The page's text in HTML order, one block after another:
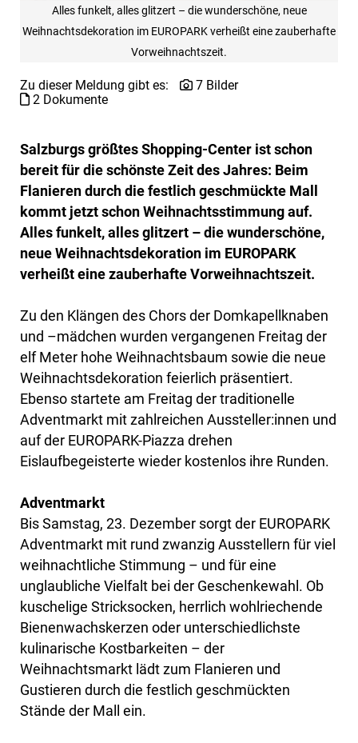
Alles funkelt, alles glitzert – die wunderschöne, neue
Weihnachtsdekoration im EUROPARK verheißt eine zauberhafte
Vorweihnachtszeit.
Zu dieser Meldung gibt es:
7 Bilder
2 Dokumente
Salzburgs größtes Shopping-Center ist schon
bereit für die schönste Zeit des Jahres: Beim
Flanieren durch die festlich geschmückte Mall
kommt jetzt schon Weihnachtsstimmung auf.
Alles funkelt, alles glitzert – die wunderschöne,
neue Weihnachtsdekoration im EUROPARK
verheißt eine zauberhafte Vorweihnachtszeit.
Zu den Klängen des Chors der Domkapellknaben
und –mädchen wurden vergangenen Freitag der
elf Meter hohe Weihnachtsbaum sowie die neue
Weihnachtsdekoration feierlich präsentiert.
Ebenso startete am Freitag der traditionelle
Adventmarkt mit zahlreichen Aussteller:innen und
auf der EUROPARK-Piazza drehen
Eislaufbegeisterte wieder kostenlos ihre Runden.
Adventmarkt
Bis Samstag, 23. Dezember sorgt der EUROPARK
Adventmarkt mit rund zwanzig Ausstellern für viel
weihnachtliche Stimmung – und für eine
unglaubliche Vielfalt bei der Geschenkewahl. Ob
kuschelige Stricksocken, herrlich wohlriechende
Bienenwachskerzen oder unterschiedlichste
kulinarische Kostbarkeiten – der
Weihnachtsmarkt lädt zum Flanieren und
Gustieren durch die festlich geschmückten
Stände der Mall ein.